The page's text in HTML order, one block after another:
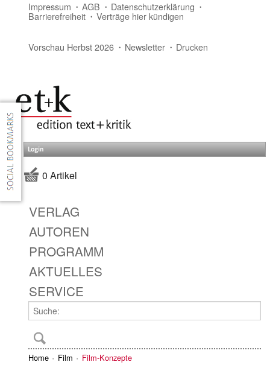
Impressum AGB Datenschutzerklärung
Barrierefreiheit Verträge hier kündigen
Vorschau Herbst 2026 Newsletter Drucken
Login
0 Artikel
VERLAG
AUTOREN
PROGRAMM
AKTUELLES
SERVICE
Home Film Film-Konzepte